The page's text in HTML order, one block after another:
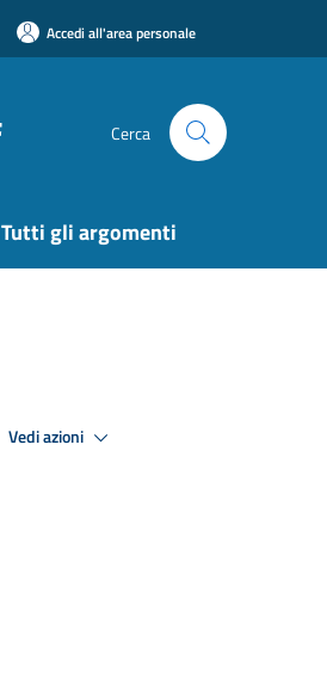
Accedi all'area personale
Cerca
Tutti gli argomenti
Vedi azioni